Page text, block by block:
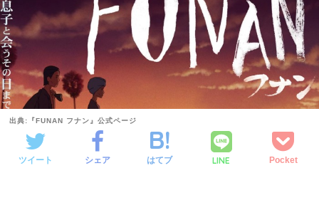
出典:『FUNAN フナン』公式ページ
ツイート シェア はてブ LINE Pocket